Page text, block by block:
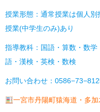
授業形態：通常授業は個人
授業(中学生のみ)あり
指導教科：国語・算数・数
語・漢検・英検・数検
お問い合わせ：
一宮市丹陽町猿海道・多